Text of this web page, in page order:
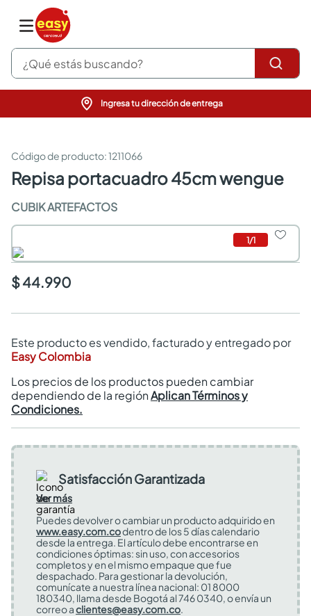
¿Qué estás buscando?
Ingresa tu dirección de entrega
:1211066
repisa portacuadro 45cm wengue
CUBIK ARTEFACTOS
1/1
$ 44.990
Este producto es vendido, facturado y entregado por
Easy Colombia
Los precios de los productos pueden cambiar
dependiendo de la regiónAplican Términos y
Condiciones.
Satisfacción Garantizada
Ver más
Puedes devolver o cambiar un producto adquirido en
www.easy.com.codentro de los 5 días calendario
desde la entrega. El artículo debe encontrarse en
condiciones óptimas: sin uso, con accesorios
completos y en el mismo empaque que fue
despachado. Para gestionar la devolución,
comunícate a nuestra línea nacional: 01 8000
180340, llama desde Bogotá al 746 0340, o envía un
correo aclientes@easy.com.co.
pinturas
sanitarios
comedor
pisos
armarios closet
comedores
neveras